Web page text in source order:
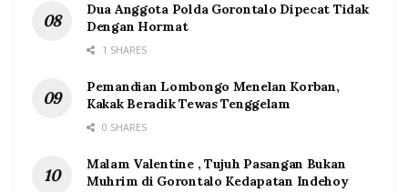
Dua Anggota Polda Gorontalo Dipecat Tidak
Dengan Hormat
1 SHARES
Pemandian Lombongo Menelan Korban,
Kakak Beradik Tewas Tenggelam
0 SHARES
Malam Valentine , Tujuh Pasangan Bukan
Muhrim di Gorontalo Kedapatan Indehoy